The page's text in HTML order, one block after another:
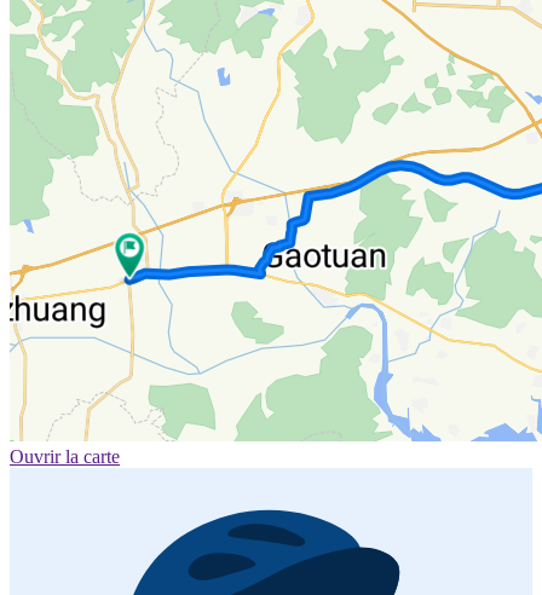
Ouvrir la carte